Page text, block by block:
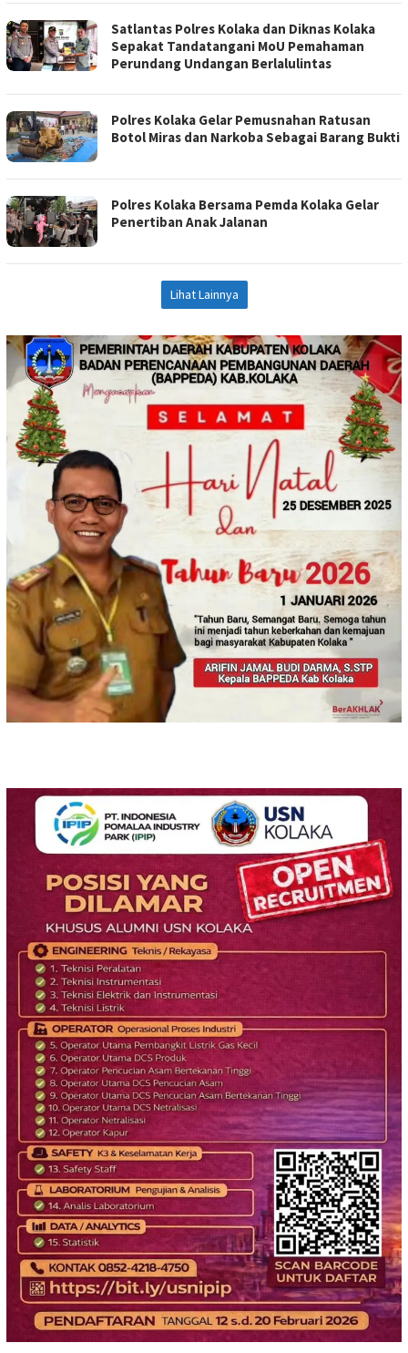
Satlantas Polres Kolaka dan Diknas Kolaka
Sepakat Tandatangani MoU Pemahaman
Perundang Undangan Berlalulintas
Polres Kolaka Gelar Pemusnahan Ratusan
Botol Miras dan Narkoba Sebagai Barang Bukti
Polres Kolaka Bersama Pemda Kolaka Gelar
Penertiban Anak Jalanan
Lihat Lainnya